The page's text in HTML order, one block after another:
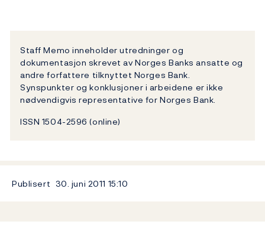
Staff Memo inneholder utredninger og
dokumentasjon skrevet av Norges Banks ansatte og
andre forfattere tilknyttet Norges Bank.
Synspunkter og konklusjoner i arbeidene er ikke
nødvendigvis representative for Norges Bank.
ISSN 1504-2596 (online)
Publisert 30. juni 2011 15:10